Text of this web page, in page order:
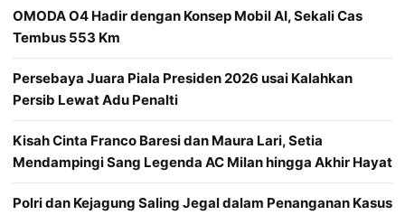
OMODA O4 Hadir dengan Konsep Mobil AI, Sekali Cas
Tembus 553 Km
Persebaya Juara Piala Presiden 2026 usai Kalahkan
Persib Lewat Adu Penalti
Kisah Cinta Franco Baresi dan Maura Lari, Setia
Mendampingi Sang Legenda AC Milan hingga Akhir Hayat
Polri dan Kejagung Saling Jegal dalam Penanganan Kasus